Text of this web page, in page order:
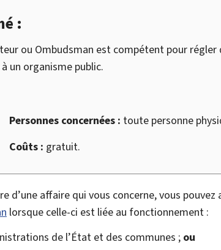
:
ou Ombudsman est compétent pour
un organisme public.
Personnes concernées : toute personne
Coûts : gratuit.
d’une affaire qui vous concerne, vous
lorsque celle-ci est liée au fonctionnement :
de l’État et des communes ; ou